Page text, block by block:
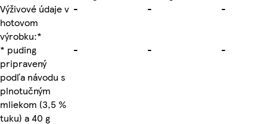
Výživové údaje v
hotovom
výrobku:*
- - -
* puding
pripravený
podľa návodu s
plnotučným
mliekom (3,5 %
tuku) a 40 g
- - -